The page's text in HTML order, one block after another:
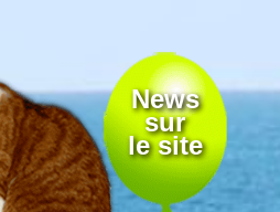
News
sur
le site